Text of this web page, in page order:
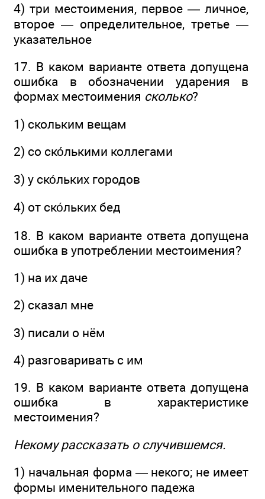
4) три местоимения, первое — личное,
второе — определительное, третье —
указательное
17. В каком варианте ответа допущена
ошибка в обозначении ударения в
формах местоимения сколько?
1) скольким вещам
2) со ско́лькими коллегами
3) у ско́льких городов
4) от ско́льких бед
18. В каком варианте ответа допущена
ошибка в употреблении местоимения?
1) на их даче
2) сказал мне
3) писали о нём
4) разговаривать с им
19. В каком варианте ответа допущена
ошибка в характеристике
местоимения?
Некому рассказать о случившемся.
1) начальная форма — некого; не имеет
формы именительного падежа